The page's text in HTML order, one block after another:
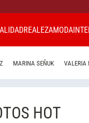
REALEZAMODA
MARINA SEÑUK VALERIA
HOT